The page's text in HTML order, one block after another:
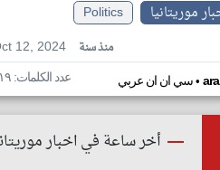
موريتانيا
Politics
12, 2024
منذ سنة
سي ان ان عربي• عدد الكلمات: ١١٩
أخر ساعة في اخبار